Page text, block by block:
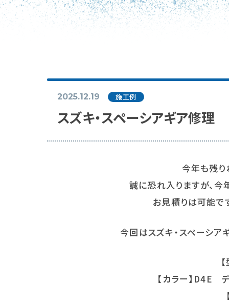
2025.12.19 施工例
スズキ・スペーシアギア修理
今年も残り
誠に恐れ入りますが、今
お見積りは可能で
今回はスズキ・スペーシ
【カラー】D4E